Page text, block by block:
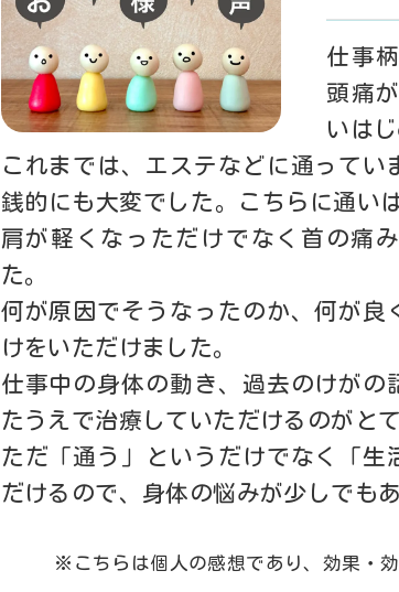
仕事
頭痛
いは
これまでは、エステなどに通って
銭的にも大変でした。こちらに通い
肩が軽くなっただけでなく首の痛
た。
何が原因でそうなったのか、何が良
けをいただけました。
仕事中の身体の動き、過去のけがの
たうえで治療していただけるのがと
ただ「通う」というだけでなく「生
だけるので、身体の悩みが少しでも
※こちらは個人の感想であり、 効果・